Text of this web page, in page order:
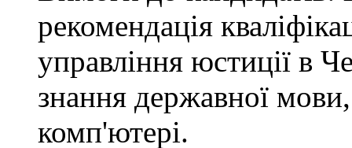
рекомендація
управління юстиції в
знання державної
комп'ютері.